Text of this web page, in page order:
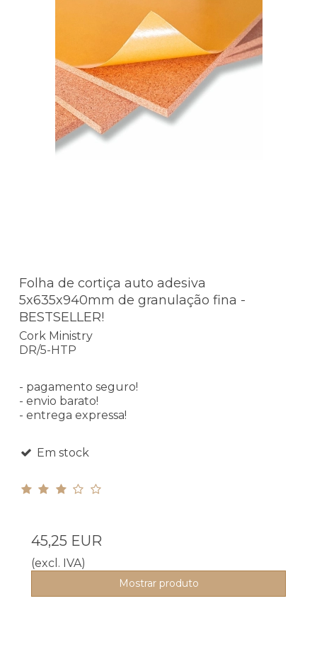
Folha de cortiça auto adesiva
5x635x940mm de granulação fina -
BESTSELLER!
Cork Ministry
DR/5-HTP
- pagamento seguro!
- envio barato!
- entrega expressa!
Em stock
45,25 EUR
(excl. IVA)
Mostrar produto